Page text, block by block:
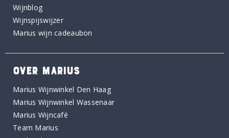
Wijnblog
Wijnspijswijzer
Marius wijn cadeaubon
OVER MARIUS
Marius Wijnwinkel Den Haag
Marius Wijnwinkel Wassenaar
Marius Wijncafé
Team Marius